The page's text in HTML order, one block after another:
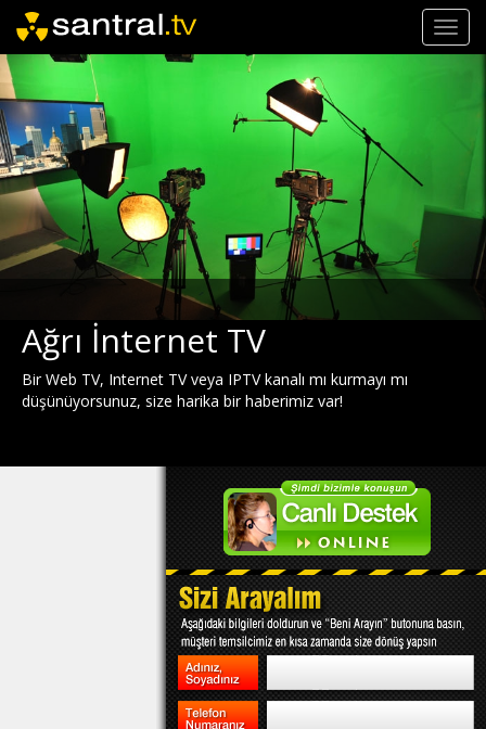
Ağrı İnternet TV
Bir Web TV, Internet TV veya IPTV kanalı mı kurmayı mı
düşünüyorsunuz, size harika bir haberimiz var!